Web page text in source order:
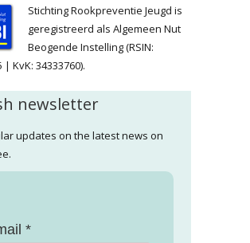
Stichting Rookpreventie Jeugd is
geregistreerd als Algemeen Nut
Beogende Instelling (RSIN:
| KvK: 34333760).
newsletter
updates on the latest news on
*